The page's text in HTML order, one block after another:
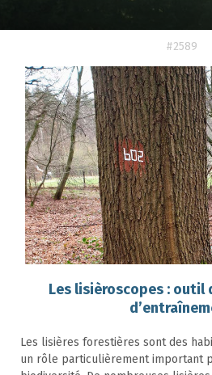
#2589
Les lisièroscopes :
Les lisières forestières sont des
un rôle particulièrement important